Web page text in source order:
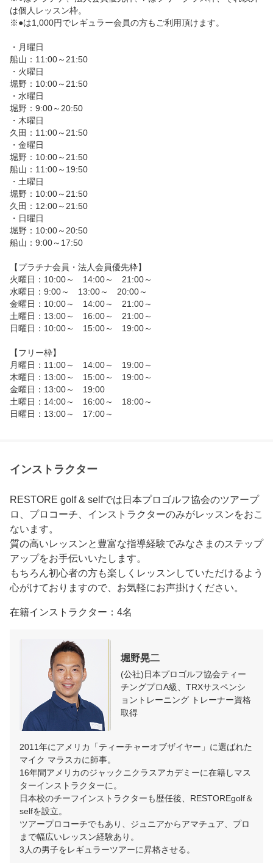
は個人レッスン枠。
※●は1,000円でレギュラー会員の方もご利用頂けます。
・月曜日
船山：11:00～21:50
・火曜日
堀野：10:00～21:50
・水曜日
堀野：9:00～20:50
・木曜日
久田：11:00～21:50
・金曜日
堀野：10:00～21:50
船山：11:00～19:50
・土曜日
堀野：10:00～21:50
久田：12:00～21:50
・日曜日
堀野：10:00～20:50
船山：9:00～17:50
【プラチナ会員・法人会員優先枠】
火曜日：10:00～　14:00～　21:00～
水曜日：9:00～　13:00～　20:00～
金曜日：10:00～　14:00～　21:00～
土曜日：13:00～　16:00～　21:00～
日曜日：10:00～　15:00～　19:00～
【フリー枠】
月曜日：11:00～　14:00～　19:00～
木曜日：13:00～　15:00～　19:00～
金曜日：13:00～　19:00
土曜日：14:00～　16:00～　18:00～
日曜日：13:00～　17:00～
インストラクター
RESTORE golf & selfでは日本プロゴルフ協会のツアープ
ロ、プロコーチ、インストラクターのみがレッスンをおこ
ないます。
質の高いレッスンと豊富な指導経験でみなさまのステップ
アップをお手伝いいたします。
もちろん初心者の方も楽しくレッスンしていただけるよう
心がけておりますので、お気軽にお声掛けください。
在籍インストラクター：4名
堀野晃二
(公社)日本プロゴルフ協会ティー
チングプロA級、TRXサスペンシ
ョントレーニング トレーナー資格
取得
2011年にアメリカ「ティーチャーオブザイヤー」に選ばれた
マイク マラスカに師事。
16年間アメリカのジャックニクラスアカデミーに在籍しマス
ターインストラクターに。
日本校のチーフインストラクターも歴任後、RESTOREgolf＆
selfを設立。
ツアープロコーチでもあり、ジュニアからアマチュア、プロ
まで幅広いレッスン経験あり。
3人の男子をレギュラーツアーに昇格させる。